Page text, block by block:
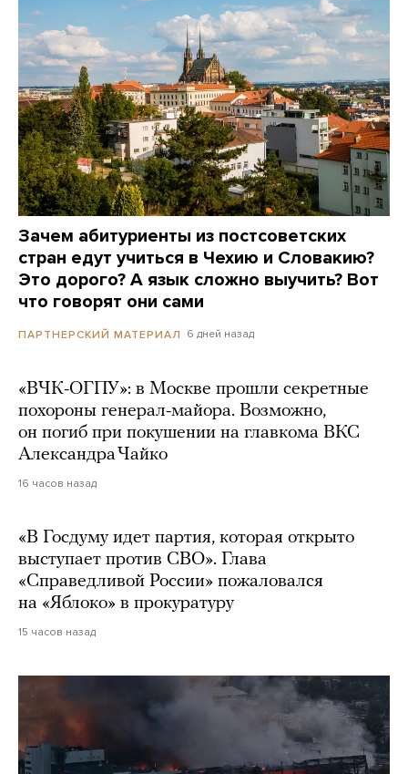
Зачем абитуриенты из постсоветских
стран едут учиться в Чехию и Словакию?
Это дорого? А язык сложно выучить? Вот
что говорят они сами
ПАРТНЕРСКИЙ МАТЕРИАЛ 6 дней назад
«ВЧК-ОГПУ»: в Москве прошли секретные
похороны генерал-майора. Возможно,
он погиб при покушении на главкома ВКС
Александра Чайко
16 часов назад
«В Госдуму идет партия, которая открыто
выступает против СВО». Глава
«Справедливой России» пожаловался
на «Яблоко» в прокуратуру
15 часов назад